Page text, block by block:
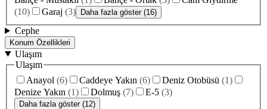
(10) Garaj (3) Daha fazla göster (16)
Cephe
Konum Özellikleri
Ulaşım
Ulaşım
Anayol (6) Caddeye Yakın (6) Deniz Otobüsü (1)
Denize Yakın (1) Dolmuş (7) E-5 (3)
Daha fazla göster (12)